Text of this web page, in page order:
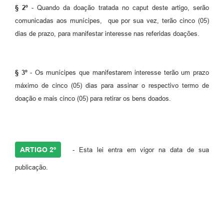
§ 2º - Quando da doação tratada no caput deste artigo, serão
comunicadas aos munícipes, que por sua vez, terão cinco (05)
dias de prazo, para manifestar interesse nas referidas doações.
§ 3º- Os munícipes que manifestarem interesse terão um prazo
máximo de cinco (05) dias para assinar o respectivo termo de
doação e mais cinco (05) para retirar os bens doados.
ARTIGO 2º - Esta lei entra em vigor na data de sua
publicação.